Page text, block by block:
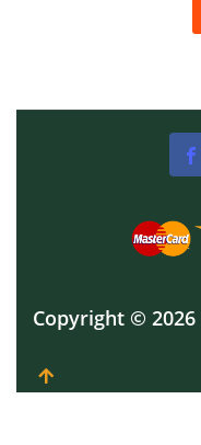
Copyright © 2026